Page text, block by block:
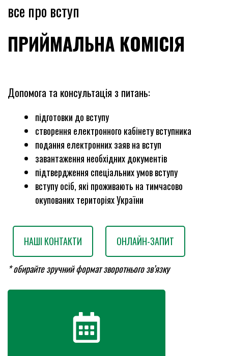
все про вступ
ПРИЙМАЛЬНА КОМІСІЯ
Допомога та консультація з питань:
підготовки до вступу
створення електронного кабінету вступника
подання електронних заяв на вступ
завантаження необхідних документів
підтвердження спеціальних умов вступу
вступу осіб, які проживають на тимчасово
окупованих територіях України
НАШІ КОНТАКТИ ОНЛАЙН-ЗАПИТ
* обирайте зручний формат зворотнього зв’язку